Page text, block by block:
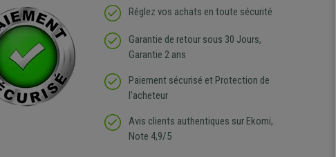
Réglez vos achats en toute sécurité
Garantie de retour sous 30 Jours,
Garantie 2 ans
Paiement sécurisé et Protection de
l'acheteur
Avis clients authentiques sur Ekomi,
Note 4,9/5